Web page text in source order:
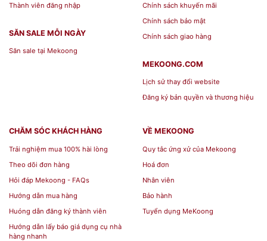
Thành viên đăng nhập
SĂN SALE MỖI NGÀY
Săn sale tại Mekoong
Chính sách khuyến mãi
Chính sách bảo mật
Chính sách giao hàng
MEKOONG.COM
Lịch sử thay đổi website
Đăng ký bản quyền và thương hiệu
CHĂM SÓC KHÁCH HÀNG
Trải nghiệm mua 100% hài lòng
Theo dõi đơn hàng
Hỏi đáp Mekoong - FAQs
Hướng dẫn mua hàng
Huóng dẫn đăng ký thành viên
Hướng dẫn lấy báo giá dụng cụ nhà
hàng nhanh
VỀ MEKOONG
Quy tắc ứng xử của Mekoong
Hoá đơn
Nhân viên
Bảo hành
Tuyển dụng MeKoong